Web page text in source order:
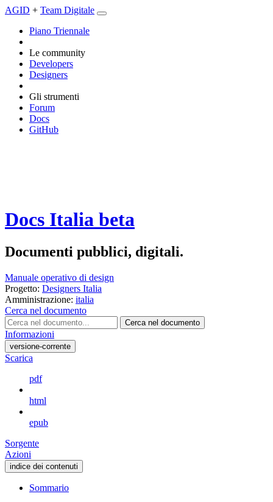
AGID + Team Digitale
Piano Triennale
Le community
Developers
Designers
Gli strumenti
Forum
Docs
GitHub
Docs Italia beta
Documenti pubblici, digitali.
Manuale operativo di design
Progetto: Designers Italia
Amministrazione: italia
Cerca nel documento
Cerca nel documento
Informazioni
versione-corrente
Scarica
pdf
html
epub
Sorgente
Azioni
indice dei contenuti
Sommario